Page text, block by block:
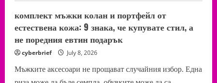
комплект мъжки колан и портфейл от
естествена кожа: 9 знака, че купувате стил, а
не поредния евтин подарък
cyberbrief July 8, 2026
Мъжките аксесоари не прощават случайния избор. Една